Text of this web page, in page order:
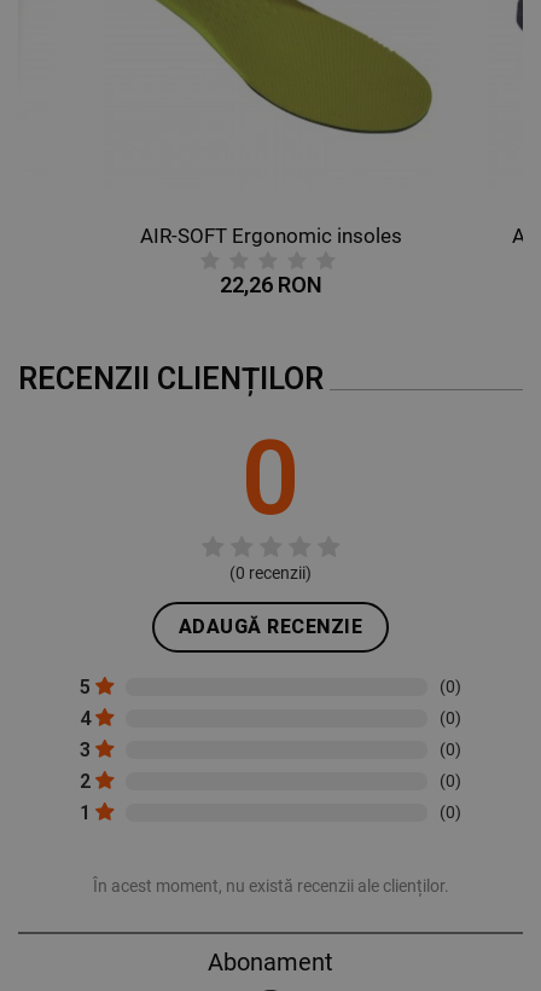
AIR-SOFT Ergonomic insoles
22,26 RON
RECENZII CLIENȚILOR
0
(0 recenzii)
ADAUGĂ RECENZIE
5 (0)
4 (0)
3 (0)
2 (0)
1 (0)
În acest moment, nu există recenzii ale clienților.
Abonament